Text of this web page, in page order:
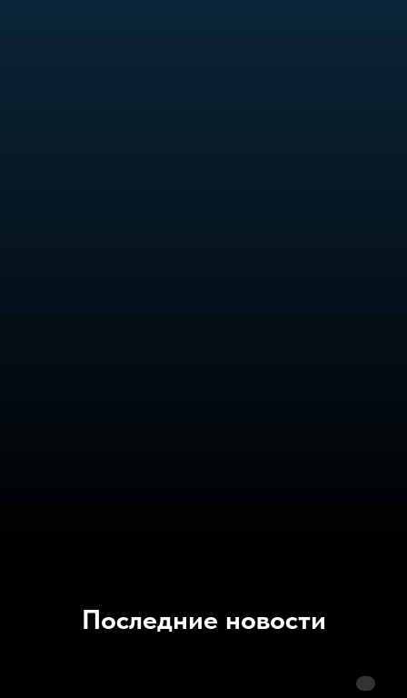
Последние новости